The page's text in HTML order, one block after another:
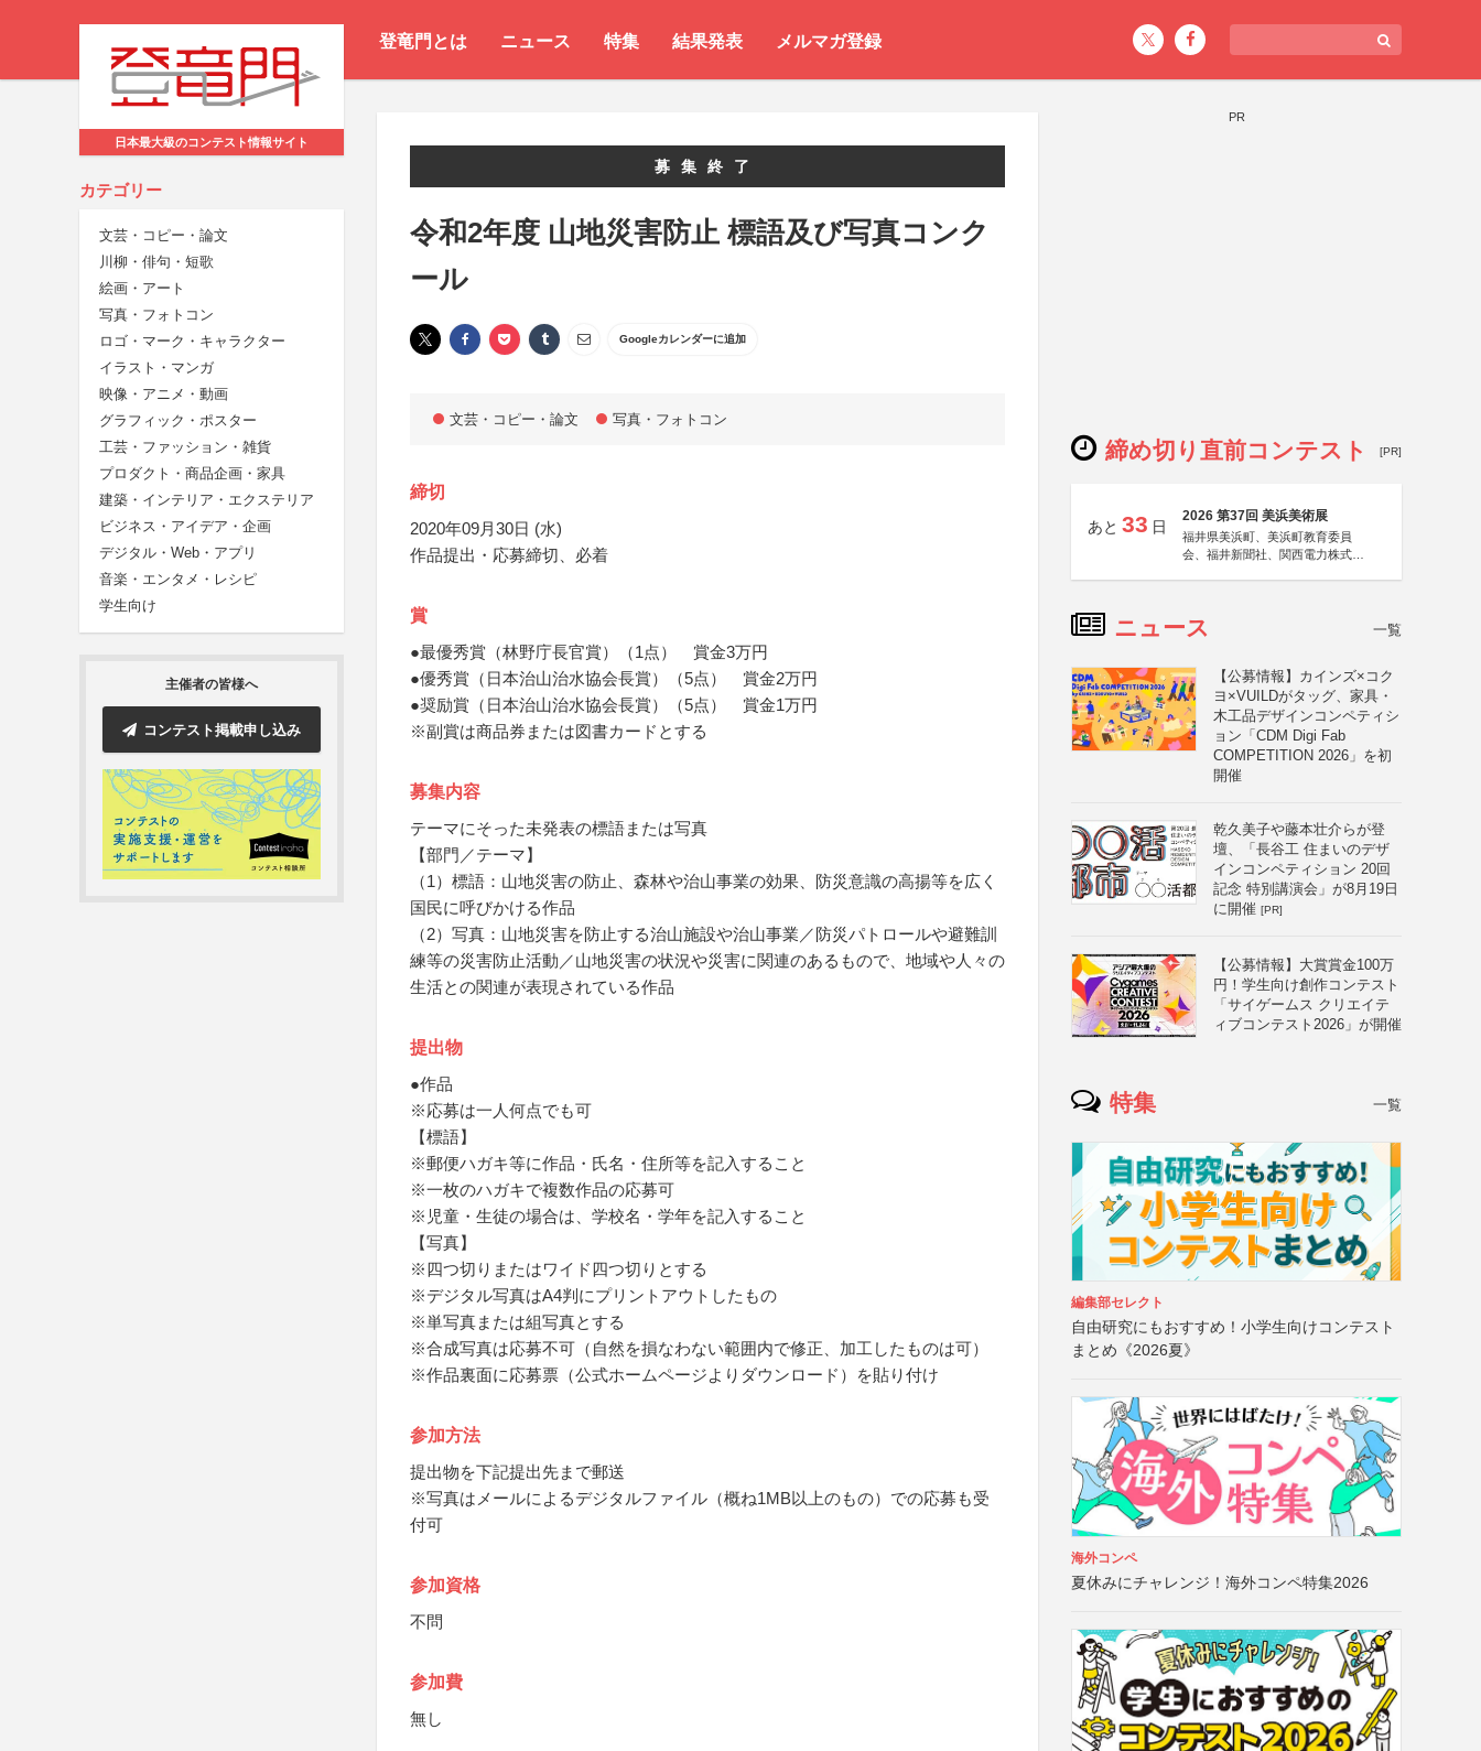
登竜門とは ニュース 特集 結果発表 メルマガ登録
日本最大級のコンテスト情報サイト
カテゴリー
文芸・コピー・論文
川柳・俳句・短歌
絵画・アート
写真・フォトコン
ロゴ・マーク・キャラクター
イラスト・マンガ
映像・アニメ・動画
グラフィック・ポスター
工芸・ファッション・雑貨
プロダクト・商品企画・家具
建築・インテリア・エクステリア
ビジネス・アイデア・企画
デジタル・Web・アプリ
音楽・エンタメ・レシピ
学生向け
主催者の皆様へ
コンテスト掲載申し込み
募集終了
令和2年度 山地災害防止 標語及び写真コンク
ール
Googleカレンダーに追加
文芸・コピー・論文 写真・フォトコン
締切
2020年09月30日 (水)
作品提出・応募締切、必着
賞
●最優秀賞（林野庁長官賞）（1点） 賞金3万円
●優秀賞（日本治山治水協会長賞）（5点） 賞金2万円
●奨励賞（日本治山治水協会長賞）（5点） 賞金1万円
※副賞は商品券または図書カードとする
募集内容
テーマにそった未発表の標語または写真
【部門／テーマ】
（1）標語：山地災害の防止、森林や治山事業の効果、防災意識の高揚等を広く
国民に呼びかける作品
（2）写真：山地災害を防止する治山施設や治山事業／防災パトロールや避難訓
練等の災害防止活動／山地災害の状況や災害に関連のあるもので、地域や人々の
生活との関連が表現されている作品
提出物
●作品
※応募は一人何点でも可
【標語】
※郵便ハガキ等に作品・氏名・住所等を記入すること
※一枚のハガキで複数作品の応募可
※児童・生徒の場合は、学校名・学年を記入すること
【写真】
※四つ切りまたはワイド四つ切りとする
※デジタル写真はA4判にプリントアウトしたもの
※単写真または組写真とする
※合成写真は応募不可（自然を損なわない範囲内で修正、加工したものは可）
※作品裏面に応募票（公式ホームページよりダウンロード）を貼り付け
参加方法
提出物を下記提出先まで郵送
※写真はメールによるデジタルファイル（概ね1MB以上のもの）での応募も受
付可
参加資格
不問
参加費
無し
PR
締め切り直前コンテスト [PR]
あと 33 日
2026 第37回 美浜美術展
福井県美浜町、美浜町教育委員
会、福井新聞社、関西電力株式会
ニュース 一覧
【公募情報】カインズ×コク
ヨ×VUILDがタッグ、家具・
木工品デザインコンペティシ
ョン「CDM Digi Fab
COMPETITION 2026」を初
開催
乾久美子や藤本壮介らが登
壇、「長谷工 住まいのデザ
インコンペティション 20回
記念 特別講演会」が8月19日
に開催 [PR]
【公募情報】大賞賞金100万
円！学生向け創作コンテスト
「サイゲームス クリエイテ
ィブコンテスト2026」が開催
特集 一覧
編集部セレクト
自由研究にもおすすめ！小学生向けコンテスト
まとめ《2026夏》
海外コンペ
夏休みにチャレンジ！海外コンペ特集2026